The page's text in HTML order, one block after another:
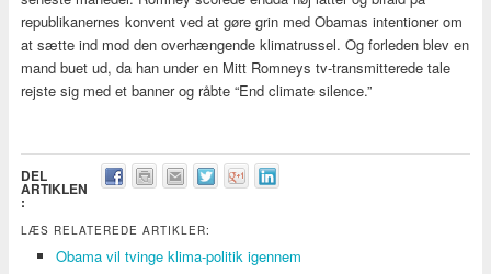
republikanernes konvent ved at gøre grin med Obamas intentioner om
at sætte ind mod den overhængende klimatrussel. Og forleden blev en
mand buet ud, da han under en Mitt Romneys tv-transmitterede tale
rejste sig med et banner og råbte “End climate silence.”
DEL
ARTIKLEN
:
LÆS RELATEREDE ARTIKLER:
Obama vil tvinge klima-politik igennem